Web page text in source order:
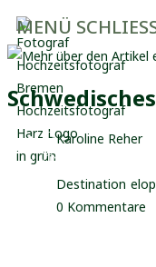
Zum
Inhalt
springen
MENÜ
Beitrags-
Autor:
Karoline Reher
Beitrag
veröffentlicht:
Beitrags-
Kategorie:
Destination
Beitrags-
0 Kommentare